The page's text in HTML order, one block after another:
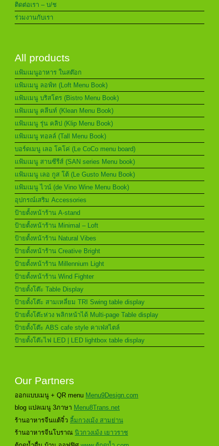
ติดต่อเรา – บ/ช
ร่วมงานกับเรา
All products
แฟ้มเมนูอาหาร ในสต๊อก
แฟ้มเมนู ลอฟ์ท (Loft Menu Book)
แฟ้มเมนู บริสโตร (Bistro Menu Book)
แฟ้มเมนู คลีนท์ (Klean Menu Book)
แฟ้มเมนู รุ่น คลิป (Klip Menu Book)
แฟ้มเมนู ทอลล์ (Tall Menu Book)
บอร์ดเมนู เลอ โคโค่ (Le CoCo menu board)
แฟ้มเมนู สานซีรีส์ (SAN series Menu book)
แฟ้มเมนู เลอ กูส โต้ (Le Gusto Menu Book)
แฟ้มเมนู ไวน์ (de Vino Wine Menu Book)
อุปกรณ์เสริม Accessories
ป้ายตั้งหน้าร้าน A-stand
ป้ายตั้งหน้าร้าน Minimal – Loft
ป้ายตั้งหน้าร้าน Natural Vibes
ป้ายตั้งหน้าร้าน Creative Bright
ป้ายตั้งหน้าร้าน Millennium Light
ป้ายตั้งหน้าร้าน Wind Fighter
ป้ายตั้งโต๊ะ Table Display
ป้ายตั้งโต๊ะ สามเหลี่ยม TRI Swing table display
ป้ายตั้งโต๊ะห่วง พลิกหน้าได้ Multi-page Table display
ป้ายตั้งโต๊ะ ABS cafe style คาเฟ่สไตล์
ป้ายตั้งโต๊ะไฟ LED | LED lightbox table display
Our Partners
ออกแบบเมนู + QR menu Menu9Design.com
blog แปลเมนู 3ภาษา Menu8Trans.net
ร้านอาหารจีนแต้จิ๋ว ลิ้มกวงเม้ง สามย่าน
ร้านอาหารจีนโบราณ นิวกวงเม้ง เยาวราช